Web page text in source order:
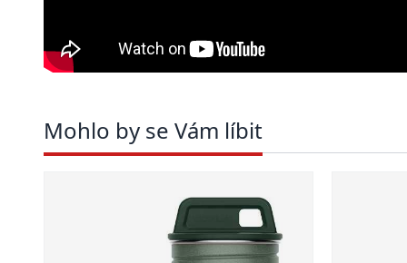
Mohlo by se Vám líbit